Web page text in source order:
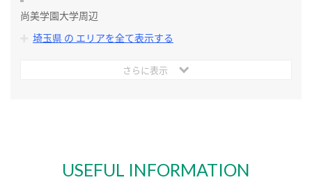
尚美学園大学周辺
埼玉県 の エリアを全て表示する
さらに表示
USEFUL INFORMATION